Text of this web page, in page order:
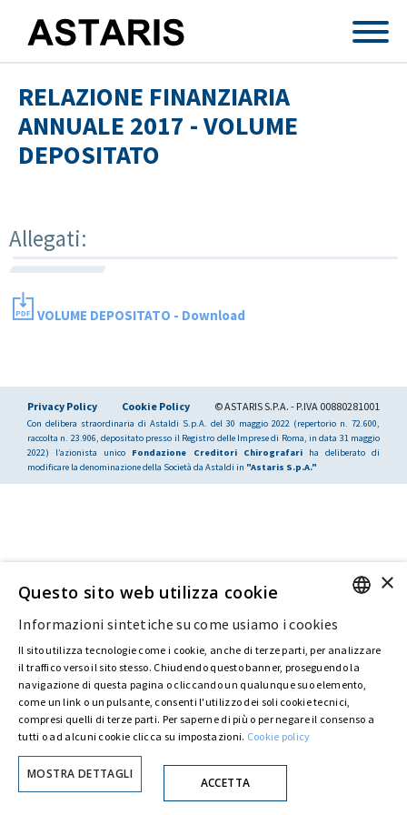
RELAZIONE FINANZIARIA
ANNUALE 2017 - VOLUME
DEPOSITATO
Allegati:
VOLUME DEPOSITATO - Download
Privacy Policy Cookie Policy © ASTARIS S.P.A. - P.IVA 00880281001
Con delibera straordinaria di Astaldi S.p.A. del 30 maggio 2022 (repertorio n. 72.600,
raccolta n. 23.906, depositato presso il Registro delle Imprese di Roma, in data 31 maggio
2022) l’azionista unico Fondazione Creditori Chirografariha deliberato di
modificare la denominazione della Società da Astaldi in "Astaris S.p.A."
ITALIAN
×
Questo sito web utilizza cookie
Informazioni sintetiche su come usiamo i cookies
Il sito utilizza tecnologie come i cookie, anche di terze parti, per analizzare
il traffico verso il sito stesso. Chiudendo questo banner, proseguendo la
navigazione di questa pagina o cliccando un qualunque suo elemento,
come un link o un pulsante, consenti l'utilizzo dei soli cookie tecnici,
compresi quelli di terze parti. Per saperne di più o per negare il consenso a
tutti o ad alcuni cookie clicca su impostazioni. Cookie policy
MOSTRA DETTAGLI
ACCETTA